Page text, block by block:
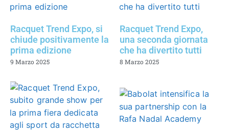
Racquet Trend Expo, si
chiude positivamente la
prima edizione
9 Marzo 2025
Racquet Trend Expo,
una seconda giornata
che ha divertito tutti
8 Marzo 2025